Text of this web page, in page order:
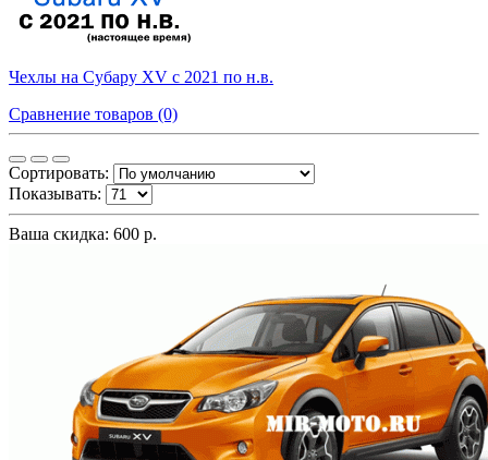
Чехлы на Субару XV с 2021 по н.в.
Сравнение товаров (0)
Сортировать:
Показывать:
Ваша скидка: 600 р.